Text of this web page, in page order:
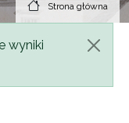
Strona główna
wyniki